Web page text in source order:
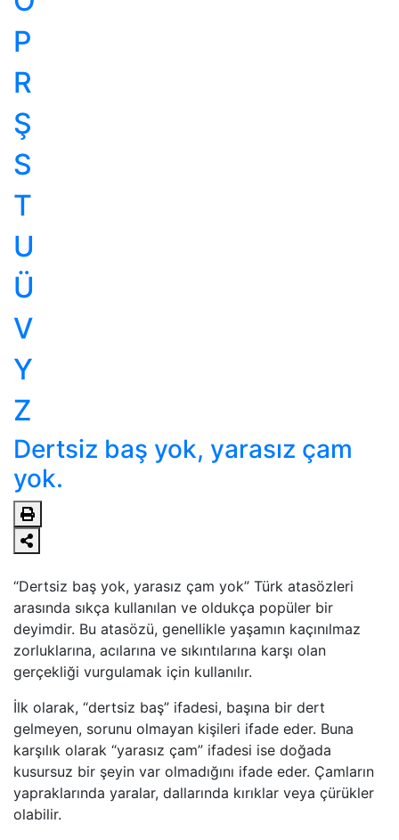
P
R
Ş
S
T
U
Ü
V
Y
Z
Dertsiz baş yok, yarasız çam
yok.
“Dertsiz baş yok, yarasız çam yok” Türk atasözleri
arasında sıkça kullanılan ve oldukça popüler bir
deyimdir. Bu atasözü, genellikle yaşamın kaçınılmaz
zorluklarına, acılarına ve sıkıntılarına karşı olan
gerçekliği vurgulamak için kullanılır.
İlk olarak, “dertsiz baş” ifadesi, başına bir dert
gelmeyen, sorunu olmayan kişileri ifade eder. Buna
karşılık olarak “yarasız çam” ifadesi ise doğada
kusursuz bir şeyin var olmadığını ifade eder. Çamların
yapraklarında yaralar, dallarında kırıklar veya çürükler
olabilir.